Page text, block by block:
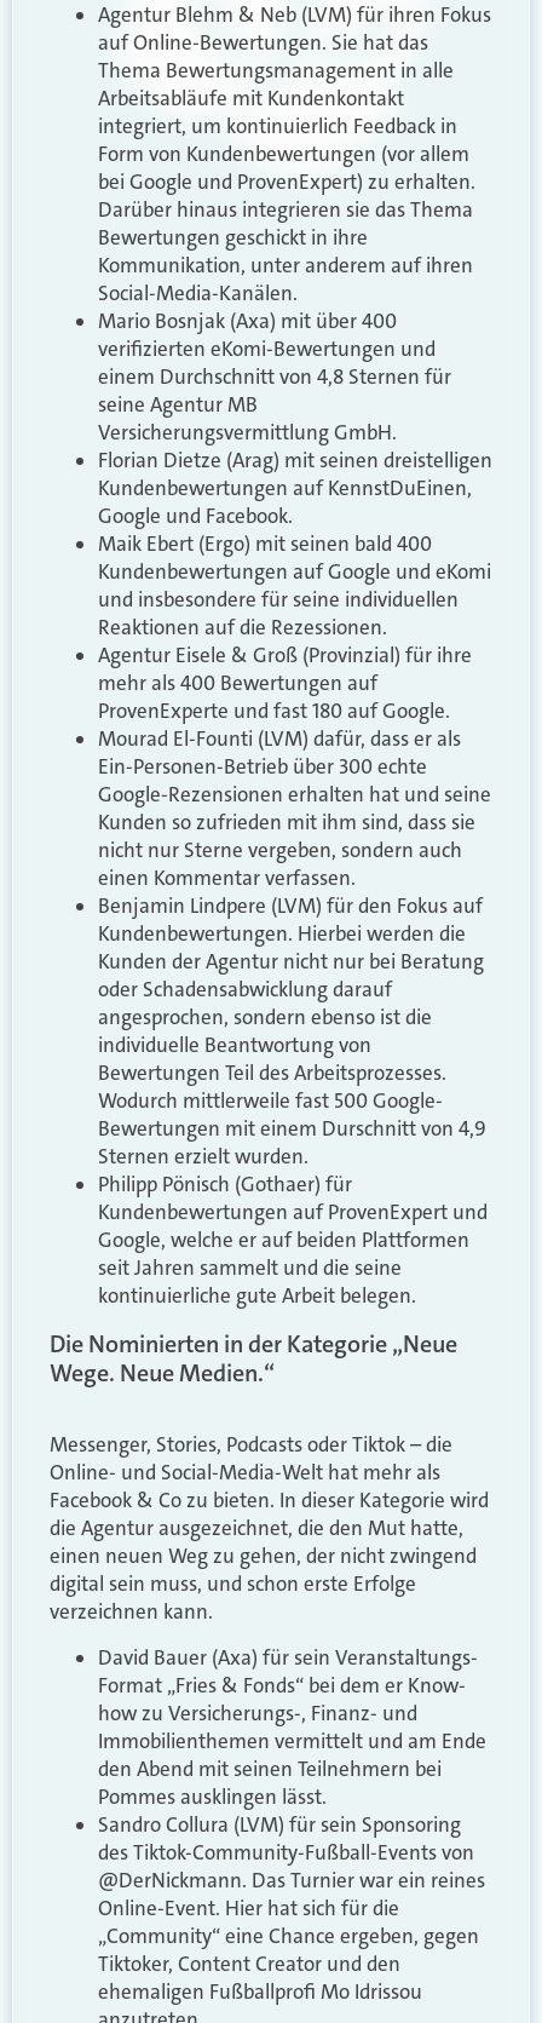
Agentur Blehm & Neb (LVM) für ihren Fokus
auf Online-Bewertungen. Sie hat das
Thema Bewertungsmanagement in alle
Arbeitsabläufe mit Kundenkontakt
integriert, um kontinuierlich Feedback in
Form von Kundenbewertungen (vor allem
bei Google und ProvenExpert) zu erhalten.
Darüber hinaus integrieren sie das Thema
Bewertungen geschickt in ihre
Kommunikation, unter anderem auf ihren
Social-Media-Kanälen.
Mario Bosnjak (Axa) mit über 400
verifizierten eKomi-Bewertungen und
einem Durchschnitt von 4,8 Sternen für
seine Agentur MB
Versicherungsvermittlung GmbH.
Florian Dietze (Arag) mit seinen dreistelligen
Kundenbewertungen auf KennstDuEinen,
Google und Facebook.
Maik Ebert (Ergo) mit seinen bald 400
Kundenbewertungen auf Google und eKomi
und insbesondere für seine individuellen
Reaktionen auf die Rezessionen.
Agentur Eisele & Groß (Provinzial) für ihre
mehr als 400 Bewertungen auf
ProvenExperte und fast 180 auf Google.
Mourad El-Founti (LVM) dafür, dass er als
Ein-Personen-Betrieb über 300 echte
Google-Rezensionen erhalten hat und seine
Kunden so zufrieden mit ihm sind, dass sie
nicht nur Sterne vergeben, sondern auch
einen Kommentar verfassen.
Benjamin Lindpere (LVM) für den Fokus auf
Kundenbewertungen. Hierbei werden die
Kunden der Agentur nicht nur bei Beratung
oder Schadensabwicklung darauf
angesprochen, sondern ebenso ist die
individuelle Beantwortung von
Bewertungen Teil des Arbeitsprozesses.
Wodurch mittlerweile fast 500 Google-
Bewertungen mit einem Durschnitt von 4,9
Sternen erzielt wurden.
Philipp Pönisch (Gothaer) für
Kundenbewertungen auf ProvenExpert und
Google, welche er auf beiden Plattformen
seit Jahren sammelt und die seine
kontinuierliche gute Arbeit belegen.
Die Nominierten in der Kategorie „Neue
Wege. Neue Medien.“
Messenger, Stories, Podcasts oder Tiktok – die
Online- und Social-Media-Welt hat mehr als
Facebook & Co zu bieten. In dieser Kategorie wird
die Agentur ausgezeichnet, die den Mut hatte,
einen neuen Weg zu gehen, der nicht zwingend
digital sein muss, und schon erste Erfolge
verzeichnen kann.
David Bauer (Axa) für sein Veranstaltungs-
Format „Fries & Fonds“ bei dem er Know-
how zu Versicherungs-, Finanz- und
Immobilienthemen vermittelt und am Ende
den Abend mit seinen Teilnehmern bei
Pommes ausklingen lässt.
Sandro Collura (LVM) für sein Sponsoring
des Tiktok-Community-Fußball-Events von
@DerNickmann. Das Turnier war ein reines
Online-Event. Hier hat sich für die
„Community“ eine Chance ergeben, gegen
Tiktoker, Content Creator und den
ehemaligen Fußballprofi Mo Idrissou